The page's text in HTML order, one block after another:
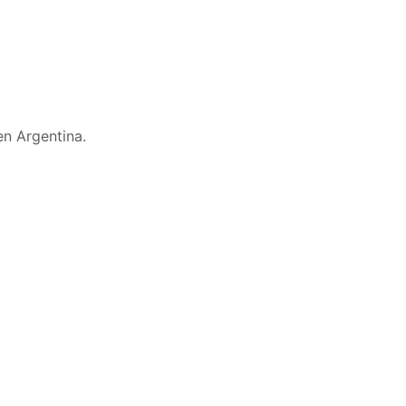
Argentina.